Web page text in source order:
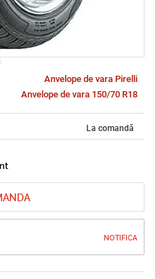
Anvelope de vara Pirelli
Anvelope de vara 150/70 R18
La comandă
NOTIFICA